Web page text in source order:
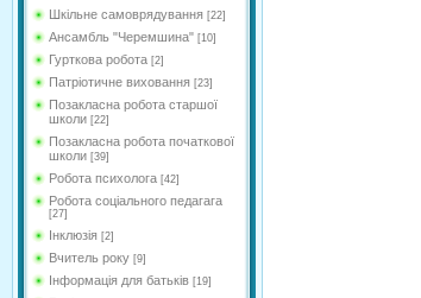
Шкільне самоврядування [22]
Ансамбль "Черемшина" [10]
Гурткова робота [2]
Патріотичне виховання [23]
Позакласна робота старшої
школи [22]
Позакласна робота початкової
школи [39]
Робота психолога [42]
Робота соціального педагага
[27]
Інклюзія [2]
Вчитель року [9]
Інформація для батьків [19]